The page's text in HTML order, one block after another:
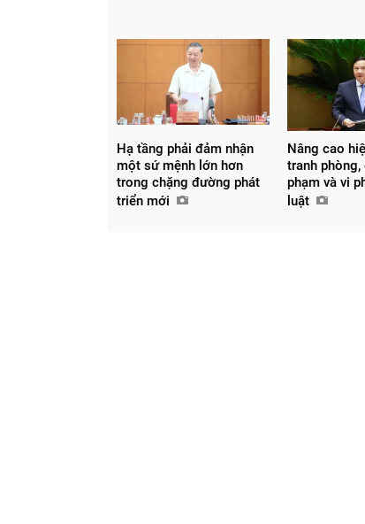
Hạ tầng phải đảm nhận
một sứ mệnh lớn hơn
trong chặng đường phát
triển mới
Nâng cao
tranh
phạm và vi
luật